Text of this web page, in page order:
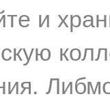
и